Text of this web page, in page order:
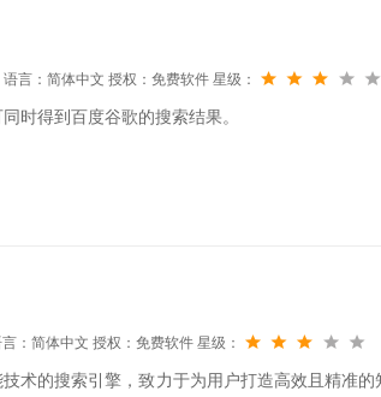
语言：简体中文 授权：免费软件 星级：
时得到百度谷歌的搜索结果。
：简体中文 授权：免费软件 星级：
术的搜索引擎，致力于为用户打造高效且精准